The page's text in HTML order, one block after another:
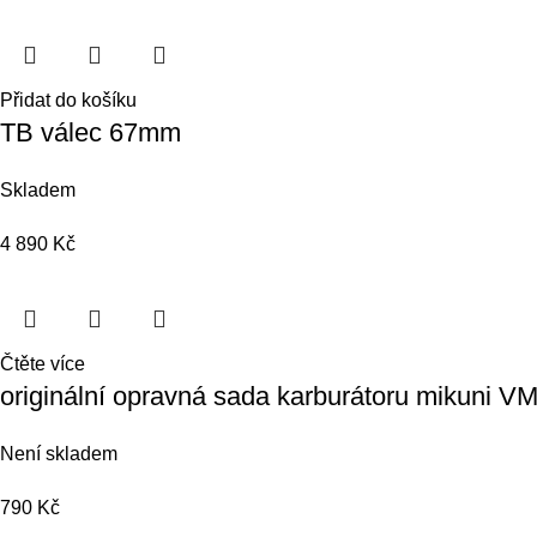
Přidat do košíku
TB válec 67mm
Skladem
4 890 Kč
Čtěte více
originální opravná sada karburátoru mikuni
Není skladem
790 Kč